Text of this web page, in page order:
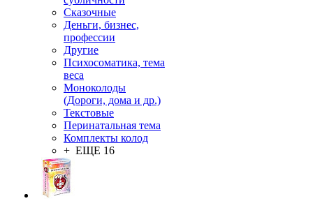
Сказочные
Деньги, бизнес,
профессии
Другие
Психосоматика, тема
веса
Моноколоды
(Дороги, дома и др.)
Текстовые
Перинатальная тема
Комплекты колод
+ ЕЩЕ 16